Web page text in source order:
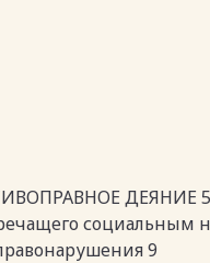
ДЕЯНИЕ 5
социальным
9